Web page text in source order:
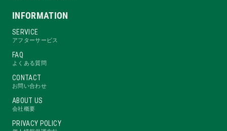
INFORMATION
SERVICE
アフターサービス
FAQ
よくある質問
CONTACT
お問い合わせ
ABOUT US
会社概要
PRIVACY POLICY